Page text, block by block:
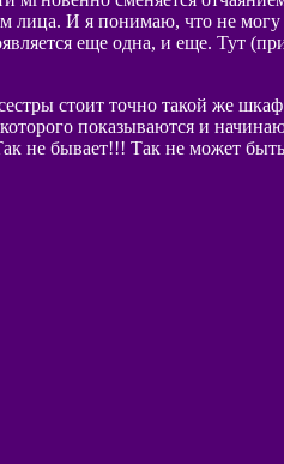
И я понимаю, что не
еще одна, и еще. Тут
стоит точно такой же
показываются и
не бывает!!! Так не может